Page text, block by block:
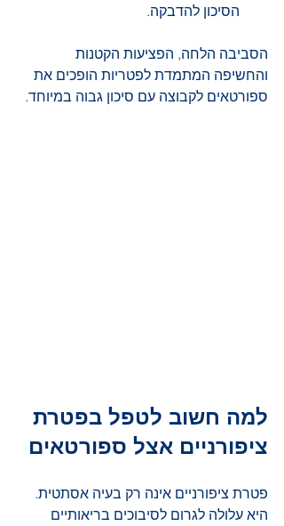
הסיכון להדבקה.
הסביבה הלחה, הפציעות הקטנות
והחשיפה המתמדת לפטריות הופכים את
ספורטאים לקבוצה עם סיכון גבוה במיוחד.
למה חשוב לטפל בפטרת
ציפורניים אצל ספורטאים
פטרת ציפורניים אינה רק בעיה אסתטית.
היא עלולה לגרום לסיבוכים בריאותיים